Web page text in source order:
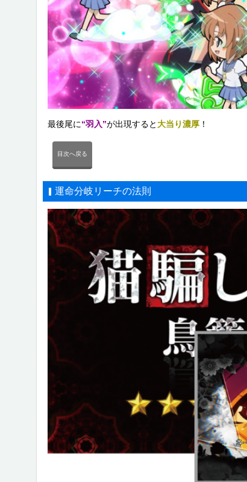
最後尾に“羽入”が出現すると大当り濃厚 ！
目次へ戻る
運命分岐リーチの法則